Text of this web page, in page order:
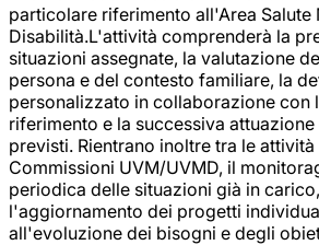
particolare riferimento all'Area Salute
Disabilità.L'attività comprenderà la
situazioni assegnate, la valutazione
persona e del contesto familiare, la
personalizzato in collaborazione con
riferimento e la successiva
previsti. Rientrano inoltre tra le
Commissioni UVM/UVMD, il
periodica delle situazioni già in
l'aggiornamento dei progetti
all'evoluzione dei bisogni e degli